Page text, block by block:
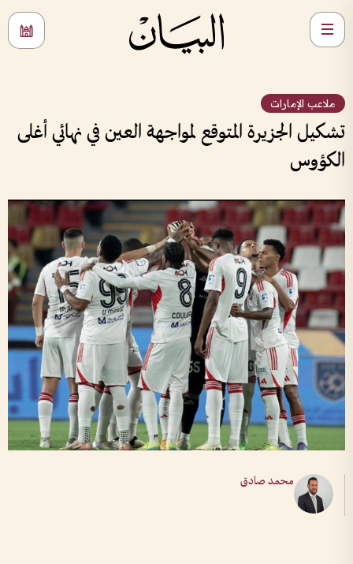
ملاعب الإمارات
تشكيل الجزيرة المتوقع لمواجهة العين في نهائي أغلى
الكؤوس
محمد صادق